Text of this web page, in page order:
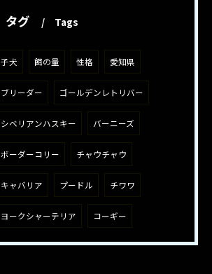
タグ Tags
子犬 餌の量 性格 愛知県
ブリーダー ゴールデンレトリバー
シベリアンハスキー バーニーズ
ボーダーコリー チャウチャウ
キャバリア プードル チワワ
ヨークシャーテリア コーギー